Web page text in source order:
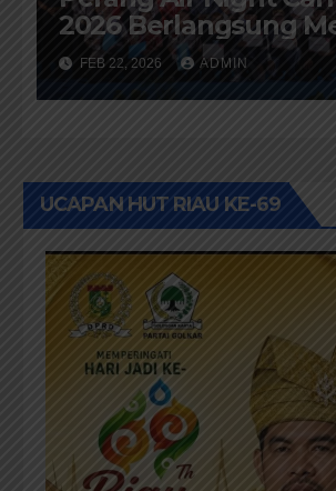
2026 Berlangsung
Kunjungan Imlek di
Kepulauan Meranti
20 Ribuan
FEB 22, 2026 ADMIN
UCAPAN HUT RIAU KE-69